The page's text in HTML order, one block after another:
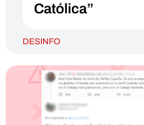
Católica”
DESINFO